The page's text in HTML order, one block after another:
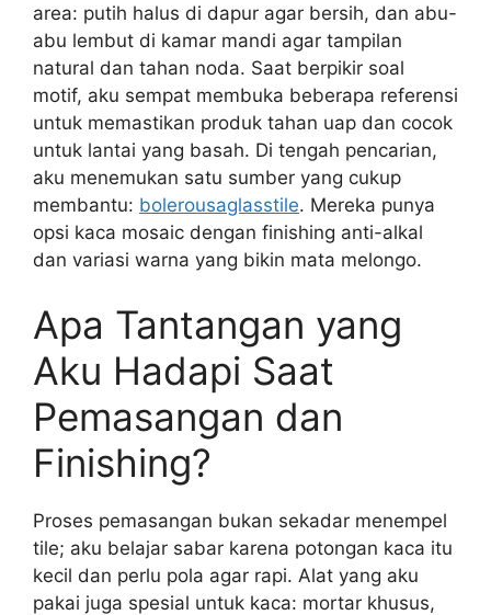
area: putih halus di dapur agar bersih, dan abu-
abu lembut di kamar mandi agar tampilan
natural dan tahan noda. Saat berpikir soal
motif, aku sempat membuka beberapa referensi
untuk memastikan produk tahan uap dan cocok
untuk lantai yang basah. Di tengah pencarian,
aku menemukan satu sumber yang cukup
membantu: bolerousaglasstile. Mereka punya
opsi kaca mosaic dengan finishing anti-alkal
dan variasi warna yang bikin mata melongo.
Apa Tantangan yang
Aku Hadapi Saat
Pemasangan dan
Finishing?
Proses pemasangan bukan sekadar menempel
tile; aku belajar sabar karena potongan kaca itu
kecil dan perlu pola agar rapi. Alat yang aku
pakai juga spesial untuk kaca: mortar khusus,